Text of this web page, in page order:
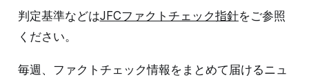
判定基準などはJFCファクトチェック指針をご参照
ください。
毎週、ファクトチェック情報をまとめて届けるニュ